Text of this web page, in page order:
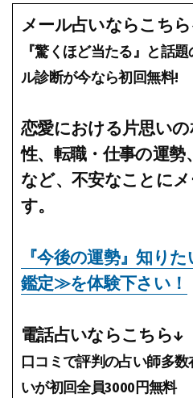
メール占いならこち
『驚くほど当たる』と話
ル診断が今なら初回無料!
恋愛における片思い
性、転職・仕事の運
など、不安なことに
す。
『今後の運勢』知り
鑑定≫を体験下さい！
電話占いならこちら↓
口コミで評判の占い師多
いが初回全員3000円無料